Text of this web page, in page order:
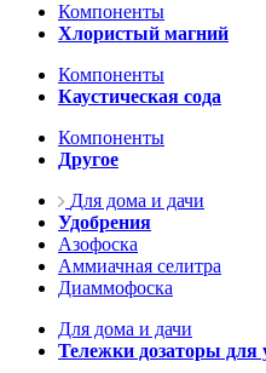
Компоненты
Хлористый магний
Компоненты
Каустическая сода
Компоненты
Другое
Для дома и дачи
Удобрения
Азофоска
Аммиачная селитра
Диаммофоска
Для дома и дачи
Тележки дозаторы для